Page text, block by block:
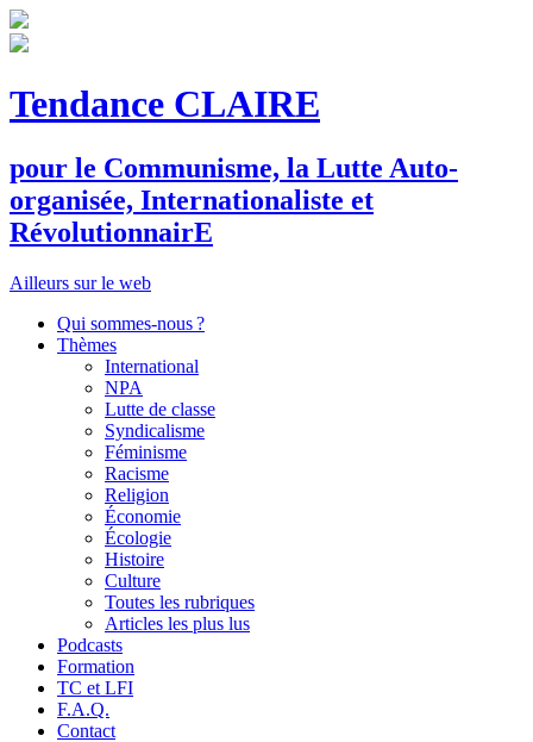
Tendance CLAIRE
pour le Communisme, la Lutte Auto-
organisée, Internationaliste et
RévolutionnairE
Ailleurs sur le web
Qui sommes-nous ?
Thèmes
International
NPA
Lutte de classe
Syndicalisme
Féminisme
Racisme
Religion
Économie
Écologie
Histoire
Culture
Toutes les rubriques
Articles les plus lus
Podcasts
Formation
TC et LFI
F.A.Q.
Contact